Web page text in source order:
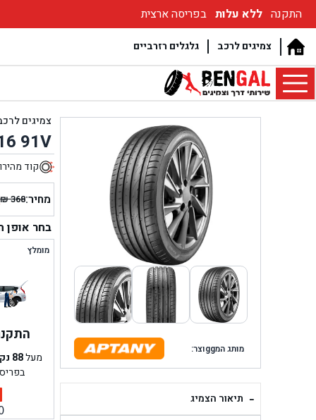
התקנה ללא עלות בפריסה ארצית
גלגלים רזרביים צמיגים לרכב
מותג המggוצר:
- תיאור הצמיג
צמיגים
91V
קוד
מחיר: ₪368
היה:
הוא:
בחר אופן
מומלץ
מעל88